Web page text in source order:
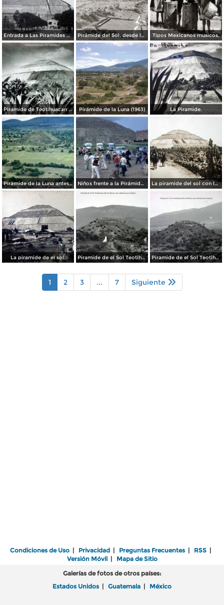
Entrada a Las Piramides de Teotihuacan precio $ .20 Centavos. Pirámide del Sol, desde la Pirámide de la Luna Tipos Mexicanos musicos.
Piramide de Teotihuacan Por el fotografo Hugo Brehme. Pirámide de la Luna (1963) La Piramide.
Pirámide de la Luna antes de su restauración (1955) Niños frente a la Pirámide del Sol (circa 1953) La piramide del sol con los Federales pasando Por el fotografo Hugo Brehme.
La piramide de el sol. Piramide de el Sol Teotihuacan Edo de Mexico aun cubiertas por la maleza.. Piramide de el Sol Teotihuacan Edo de Mexico aun cubiertas por la maleza..
1 2 3 ... 7 Siguiente
Condiciones de Uso | Privacidad | Preguntas Frecuentes | RSS |
Versión Móvil| Mapa de Sitio
Galerías de fotos de otros países:
Estados Unidos | Guatemala | México